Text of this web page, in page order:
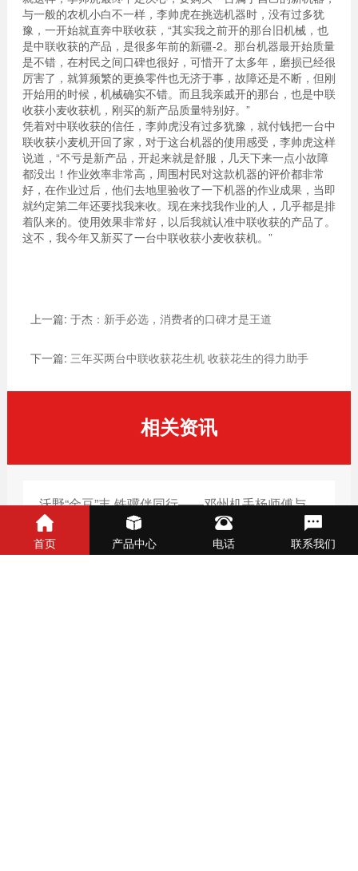
与一般的农机小白不一样，李帅虎在挑选机器时，没有过多犹
豫，一开始就直奔中联收获，“其实我之前开的那台旧机械，也
是中联收获的产品，是很多年前的新疆-2。那台机器最开始质量
是不错，在村民之间口碑也很好，可惜开了太多年，磨损已经很
厉害了，就算频繁的更换零件也无济于事，故障还是不断，但刚
开始用的时候，机械确实不错。而且我亲戚开的那台，也是中联
收获小麦收获机，刚买的新产品质量特别好。”
凭着对中联收获的信任，李帅虎没有过多犹豫，就付钱把一台中
联收获小麦机开回了家，对于这台机器的使用感受，李帅虎这样
说道，“不亏是新产品，开起来就是舒服，几天下来一点小故障
都没出！作业效率非常高，周围村民对这款机器的评价都非常
好，在作业过后，他们去地里验收了一下机器的作业成果，当即
就约定第二年还要找我来收。现在来找我作业的人，几乎都是排
着队来的。使用效果非常好，以后我就认准中联收获的产品了。
这不，我今年又新买了一台中联收获小麦收获机。”
上一篇: 于杰：新手必选，消费者的口碑才是王道
下一篇: 三年买两台中联收获花生机 收获花生的得力助手
相关资讯
沃野“金豆”丰 铁骥伴同行——邓州机手杨师傅与中联收获的共富之路
2026-08-05
首页 产品中心 电话 联系我们